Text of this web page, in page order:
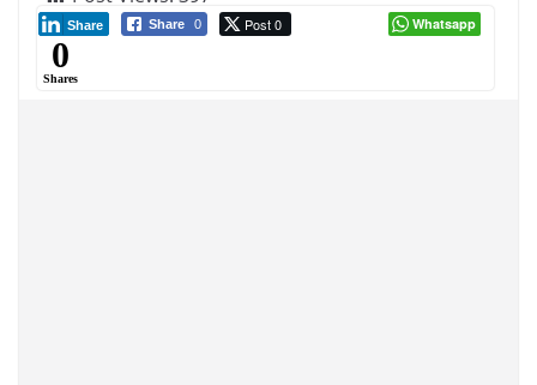
Share 0 Post 0
Share Whatsapp
0
Shares